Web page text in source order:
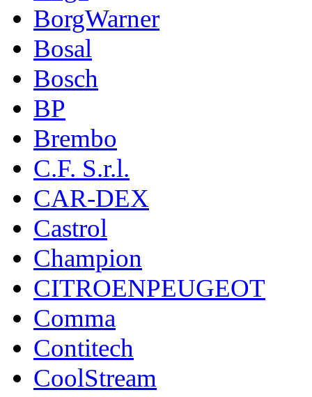
BorgWarner
Bosal
Bosch
BP
Brembo
C.F. S.r.l.
CAR-DEX
Castrol
Champion
CITROENPEUGEOT
Comma
Contitech
CoolStream